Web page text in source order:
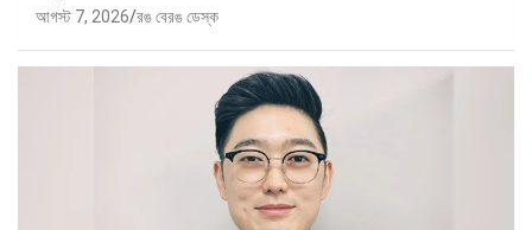
আগস্ট 7, 2026 রঙ বেরঙ ডেস্ক